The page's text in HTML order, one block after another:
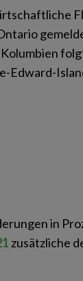
Edward-
in
zusätzliche